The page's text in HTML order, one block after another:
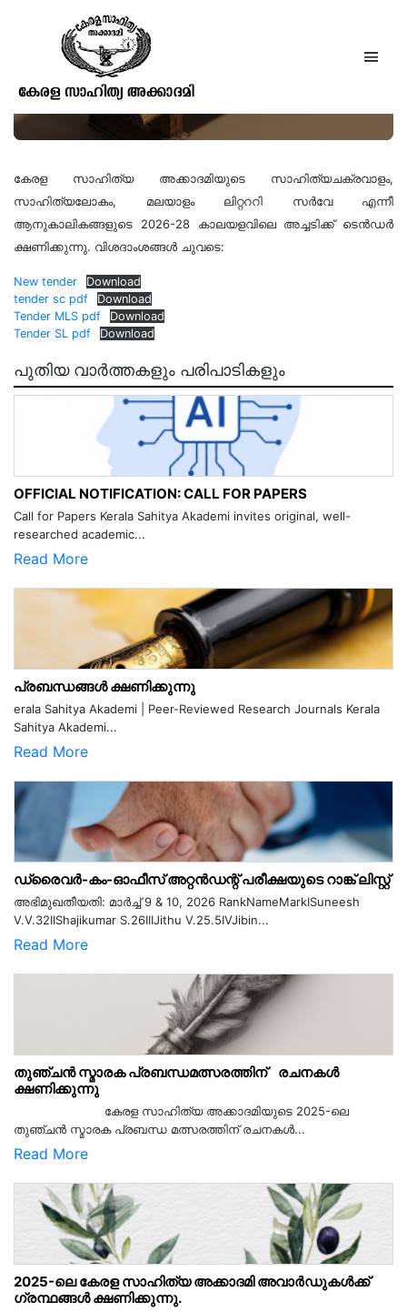
സാഹിത്യ അക്കാദമി
ആനുകാലികങ്ങളുടെ അച്ചടി
ടെൻഡർ
കേരള സാഹിത്യ അക്കാദമിയുടെ സാഹിത്യചക്രവാളം,
സാഹിത്യലോകം, മലയാളം ലിറ്റററി സർവേ എന്നീ
ആനുകാലികങ്ങളുടെ 2026-28 കാലയളവിലെ അച്ചടിക്ക് ടെൻഡർ
ക്ഷണിക്കുന്നു. വിശദാംശങ്ങൾ ചുവടെ:
New tender
Download
tender sc pdf
Download
Tender MLS pdf
Download
Tender SL pdf
Download
പുതിയ വാർത്തകളും പരിപാടികളും
OFFICIAL NOTIFICATION: CALL FOR PAPERS
Call for Papers Kerala Sahitya Akademi invites original, well-
researched academic...
Read More
പ്രബന്ധങ്ങൾ ക്ഷണിക്കുന്നു
erala Sahitya Akademi | Peer-Reviewed Research Journals Kerala
Sahitya Akademi...
Read More
ഡ്രൈവർ-കം-ഓഫീസ് അറ്റൻഡന്റ് പരീക്ഷയുടെ റാങ്ക് ലിസ്റ്റ്
അഭിമുഖതീയതി: മാർച്ച് 9 & 10, 2026 RankNameMarkISuneesh
V.V.32IIShajikumar S.26IIIJithu V.25.5IVJibin...
Read More
തുഞ്ചൻ സ്മാരക പ്രബന്ധമത്സരത്തിന് രചനകൾ
ക്ഷണിക്കുന്നു
കേരള സാഹിത്യ അക്കാദമിയുടെ 2025-ലെ
തുഞ്ചൻ സ്മാരക പ്രബന്ധ മത്സരത്തിന് രചനകൾ...
Read More
2025-ലെ കേരള സാഹിത്യ അക്കാദമി അവാർഡുകൾക്ക്
ഗ്രന്ഥങ്ങൾ ക്ഷണിക്കുന്നു.